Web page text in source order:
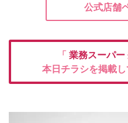
公式店舗
「 業務スーパー
本日チラシを掲載